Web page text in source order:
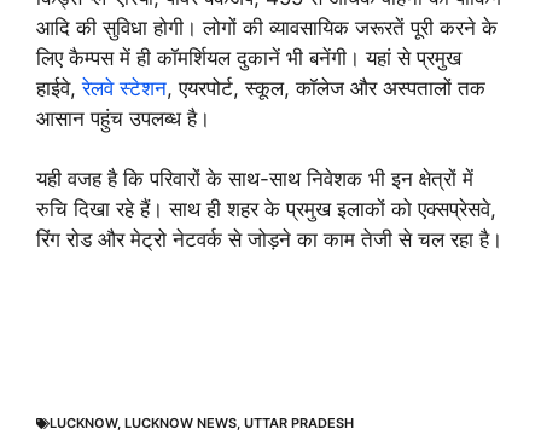
आदि की सुविधा होगी। लोगों की व्यावसायिक जरूरतें पूरी करने के
लिए कैम्पस में ही कॉमर्शियल दुकानें भी बनेंगी। यहां से प्रमुख
हाईवे,रेलवे स्टेशन, एयरपोर्ट, स्कूल, कॉलेज और अस्पतालों तक
आसान पहुंच उपलब्ध है।
यही वजह है कि परिवारों के साथ-साथ निवेशक भी इन क्षेत्रों में
रुचि दिखा रहे हैं। साथ ही शहर के प्रमुख इलाकों को एक्सप्रेसवे,
रिंग रोड और मेट्रो नेटवर्क से जोड़ने का काम तेजी से चल रहा है।
LUCKNOW, LUCKNOW NEWS, UTTAR PRADESH